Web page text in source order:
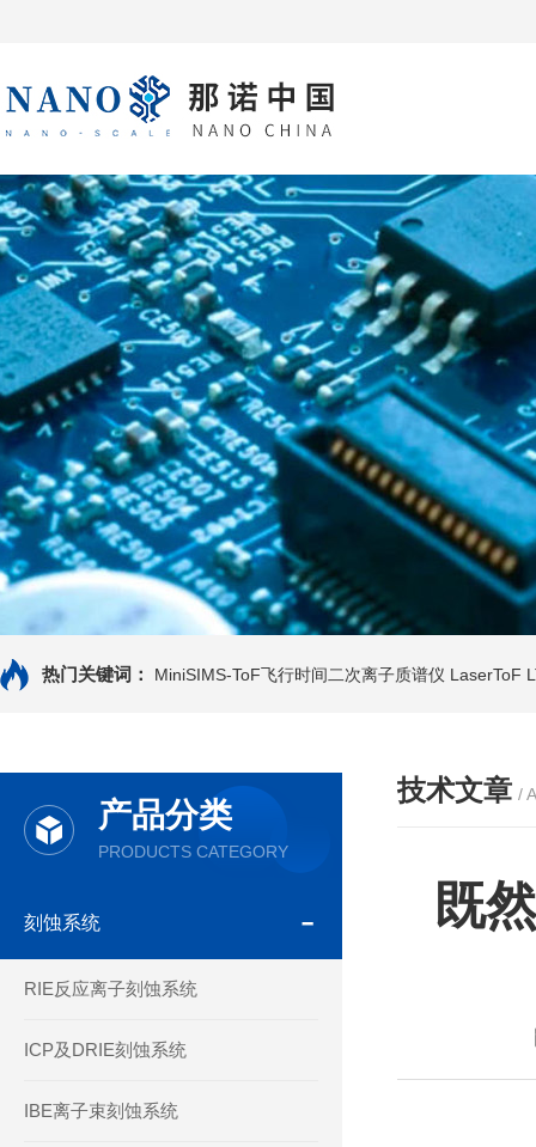
热门关键词： MiniSIMS-ToF飞行时间二次离子质谱仪 LaserToF
产品分类
PRODUCTS CATEGORY
刻蚀系统
RIE反应离子刻蚀系统
ICP及DRIE刻蚀系统
IBE离子束刻蚀系统
技术文章 /
既